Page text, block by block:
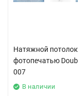
Натяжной
фотопечатью
007
В наличии